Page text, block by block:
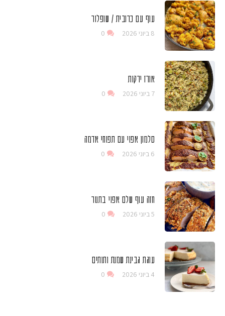
עוף עם כרובית / שופלור
8 ביוני 2026 0
אורז ירקות
7 ביוני 2026 0
סלמון אפוי עם תפוחי אדמה
6 ביוני 2026 0
חזה עוף שלם אפוי בתנור
5 ביוני 2026 0
עוגת גבינת שמנת ותותים
4 ביוני 2026 0